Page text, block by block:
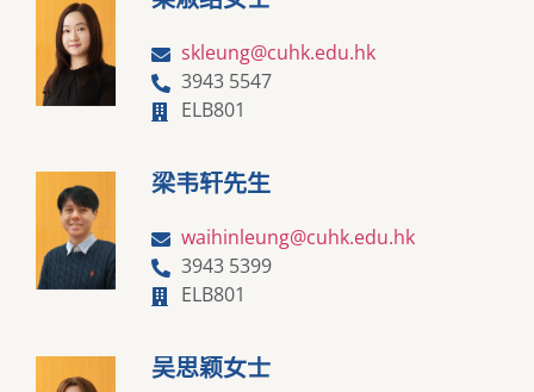
skleung@cuhk.edu.hk
3943 5547
ELB801
梁韦轩先生
waihinleung@cuhk.edu.hk
3943 5399
ELB801
吴思颖女士